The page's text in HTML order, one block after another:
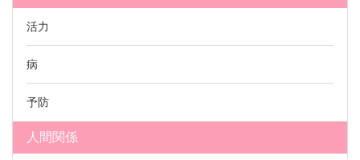
活力
病
予防
人間関係